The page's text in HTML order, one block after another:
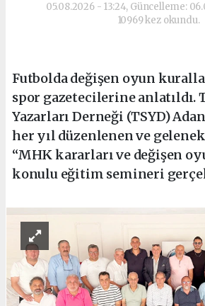
05.08.2026 - 13:24, Güncelleme:
10969 kez okundu.
Futbolda değişen oyun
spor gazetecilerine anlatıldı.
Yazarları Derneği (TSYD)
her yıl düzenlenen ve
“MHK kararları ve değişen
konulu eğitim semineri